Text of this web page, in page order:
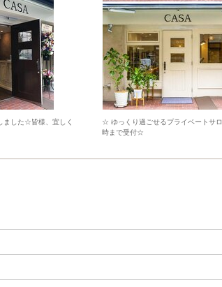
ました☆皆様、宜しく
☆ ゆっくり過ごせるプライベートサ
時まで受付☆